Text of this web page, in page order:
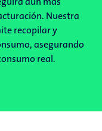
Nuestra
recopilar y
asegurando
real.